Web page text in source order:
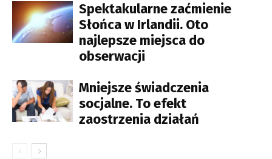
Spektakularne zaćmienie
Słońca w Irlandii. Oto
najlepsze miejsca do
obserwacji
Mniejsze świadczenia
socjalne. To efekt
zaostrzenia działań